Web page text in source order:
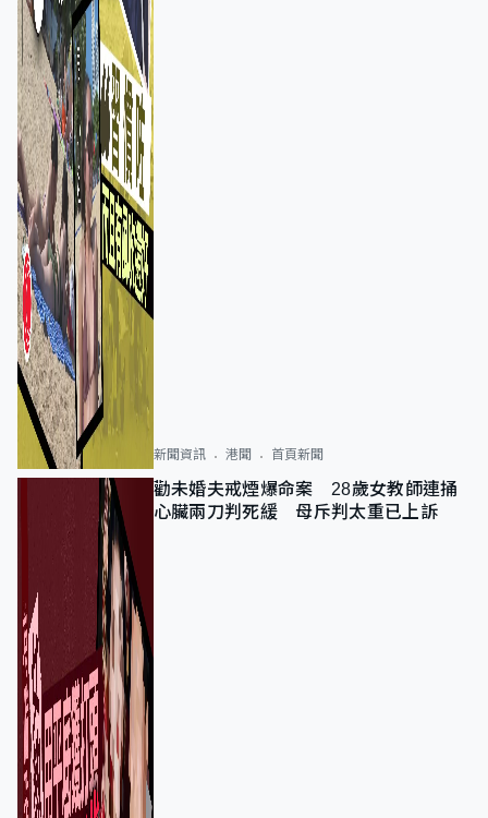
新聞資訊 港聞 首頁新聞
勸未婚夫戒煙爆命案 28歲女教師連捅
心臟兩刀判死緩 母斥判太重已上訴